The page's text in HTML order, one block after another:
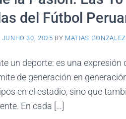
del Fútbol
JUNHO 30, 2025 BY MATIAS GONZALEZ
un deporte: es una expresión
de generación en
en el estadio, sino que
En cada […]